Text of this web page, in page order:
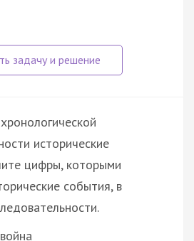
исторические
цифры, которыми
события, в